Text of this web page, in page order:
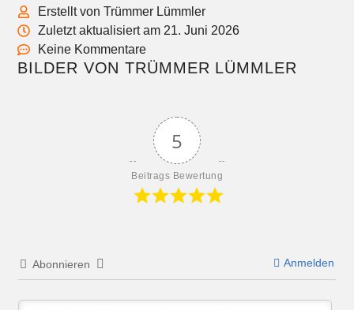
Erstellt von Trümmer Lümmler
Zuletzt aktualisiert am 21. Juni 2026
Keine Kommentare
BILDER VON TRÜMMER LÜMMLER
5
Beitrags Bewertung
Abonnieren Anmelden